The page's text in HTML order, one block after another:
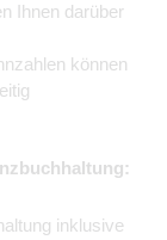
Ihnen darüber
können
inklusive